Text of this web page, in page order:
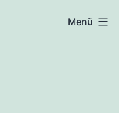
Menü